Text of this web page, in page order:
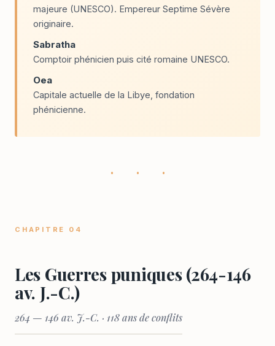
majeure (UNESCO). Empereur Septime Sévère
originaire.
Sabratha
Comptoir phénicien puis cité romaine UNESCO.
Oea
Capitale actuelle de la Libye, fondation
phénicienne.
· · ·
CHAPITRE 04
Les Guerres puniques (264-146
av. J.-C.)
264 — 146 av. J.-C. · 118 ans de conflits